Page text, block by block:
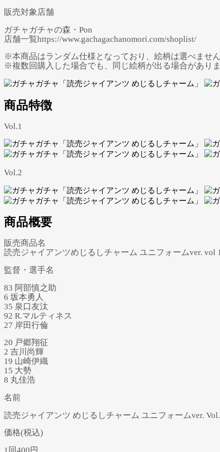
販売対象店舗
ガチャガチャの森・Pon
店舗一覧https://www.gachagachanomori.com/shoplist/
※本商品はランダム仕様となっており、絵柄は選べませ
※複数回購入した場合でも、同じ絵柄が出る場合があり
商品特徴
Vol.1
Vol.2
商品概要
販売商品名
読売ジャイアンツめじるしチャーム ユニフォームver. vol
監督・選手名
83 阿部慎之助
6 坂本勇人
35 泉口友汰
92 R.マルティネス
27 岸田行倫
20 戸郷翔征
2 吉川尚輝
19 山崎伊織
15 大勢
8 丸佳浩
名前
読売ジャイアンツ めじるしチャーム ユニフォームver.
価格(税込)